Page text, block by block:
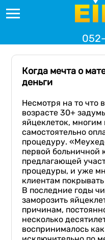
Когда мечта о
деньги
Несмотря на то что
возрасте 30+
яйцеклеток,
самостоятельно
процедуру.
первой больничной
предлагающей
процедуры, и уже
клиентам
В последние годы
заморозить
причинам,
несколько
воспринималось